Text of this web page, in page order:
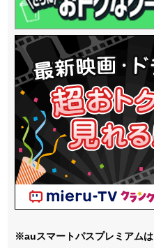
※auスマートパスプレミアムは